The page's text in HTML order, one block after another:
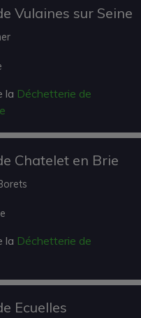
Vulaines sur Seine
la Déchetterie de
Chatelet en Brie
la Déchetterie de
Ecuelles